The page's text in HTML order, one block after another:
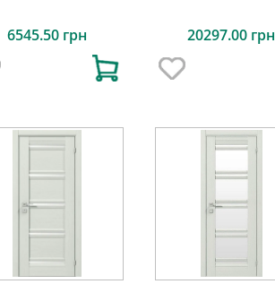
6545.50 грн 20297.00 грн